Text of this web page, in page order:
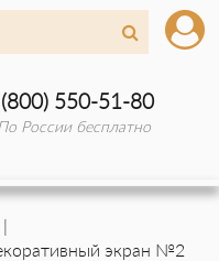
550-51-80
По России бесплатно
экран №2